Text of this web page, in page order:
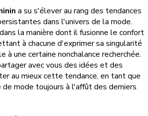
a su s'élever au rang des tendances
dans l'univers de la mode.
la manière dont il fusionne le confort
à chacune d'exprimer sa singularité
une certaine nonchalance recherchée.
avec vous des idées et des
au mieux cette tendance, en tant que
mode toujours à l'affût des derniers